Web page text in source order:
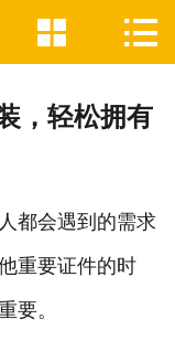
网站首页
联系我们
 
，轻松拥有
都会遇到的需求
重要证件的时
要。